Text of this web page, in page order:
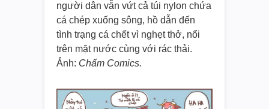
người dân vẫn vứt cả túi nylon chứa
cá chép xuống sông, hồ dẫn đến
tình trạng cá chết vì nghẹt thở, nổi
trên mặt nước cùng với rác thải.
Ảnh: Chấm Comics.